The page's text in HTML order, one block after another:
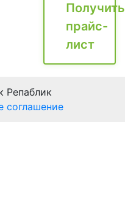
Получить
прайс-
лист
Репаблик
соглашение